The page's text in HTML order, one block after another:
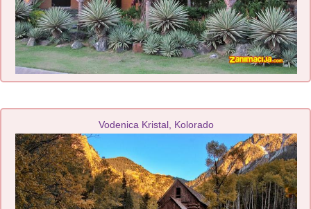
Vodenica Kristal, Kolorado